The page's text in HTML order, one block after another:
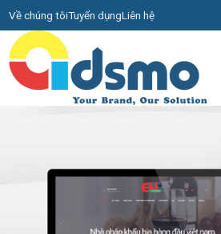
Về chúng tôiTuyển dụngLiên hệ